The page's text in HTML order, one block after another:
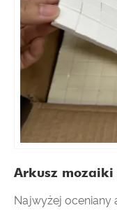
Arkusz
Najwyżej oceniany